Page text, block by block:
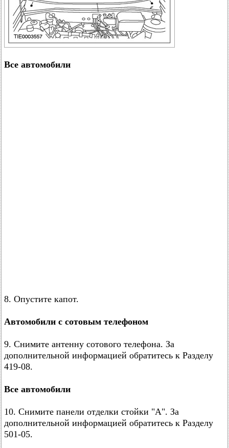
Все автомобили
8. Опустите капот.
Автомобили с сотовым телефоном
9. Снимите антенну сотового телефона. За
дополнительной информацией обратитесь к Разделу
419-08.
Все автомобили
10. Снимите панели отделки стойки "А". За
дополнительной информацией обратитесь к Разделу
501-05.